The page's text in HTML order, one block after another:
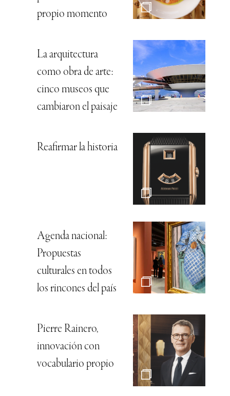
propio momento
La arquitectura
como obra de arte:
cinco museos que
cambiaron el paisaje
Reafirmar la historia
Agenda nacional:
Propuestas
culturales en todos
los rincones del país
Pierre Rainero,
innovación con
vocabulario propio